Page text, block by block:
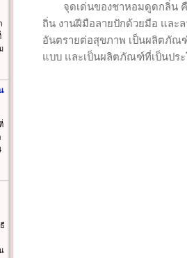
จุดเด่นของชาหอมดูดกลิ่น
ถิ่น งานฝีมือลายปักด้วยมือ และ
อันตรายต่อสุขภาพ เป็นผลิตภัณ
แบบ และเป็นผลิตภัณฑ์ที่เป็นปร